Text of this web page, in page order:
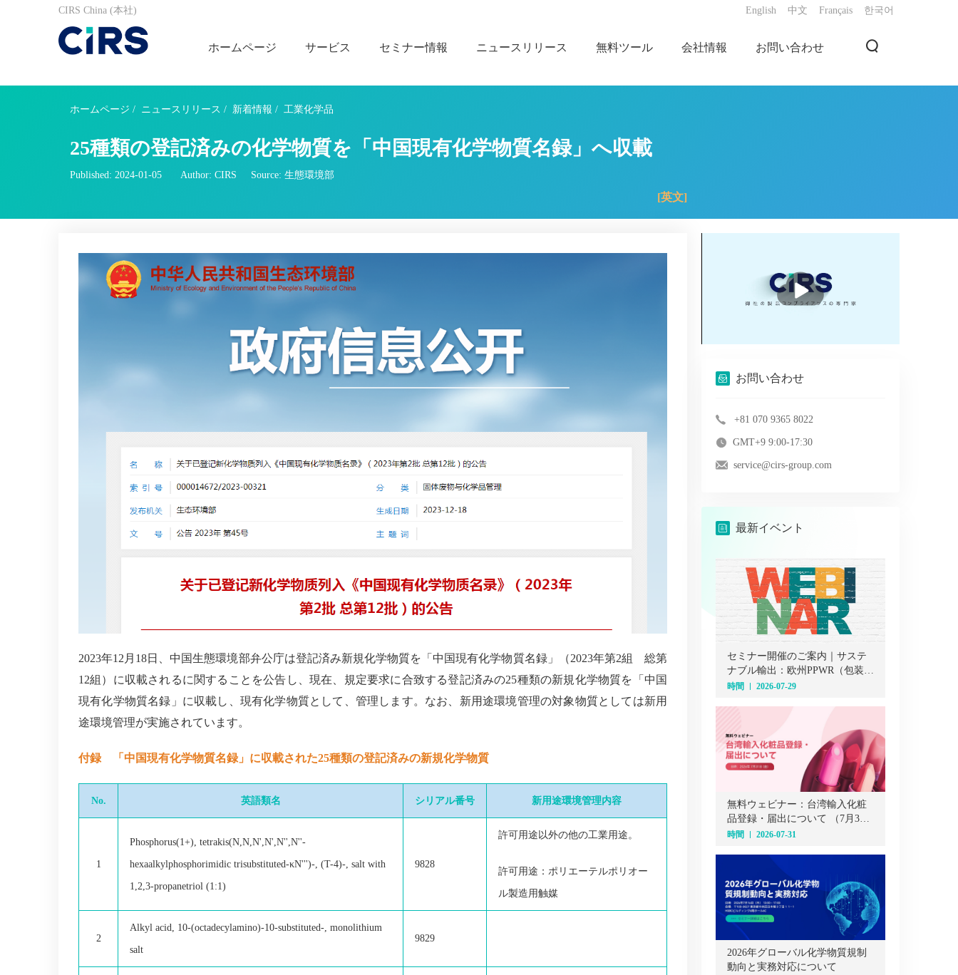
CIRS China (本社) English 中文 Français 한국어
ホームページ サービス セミナー情報 ニュースリリース 無料ツール 会社情報 お問い合わせ
ホームページ / ニュースリリース / 新着情報 / 工業化学品
25種類の登記済みの化学物質を「中国現有化学物質名録」へ収載
Published: 2024-01-05 Author: CIRS Source: 生態環境部
[英文]
2023年12月18日、中国生態環境部弁公庁は登記済み新規化学物質を「中国現有化学物質名録」（2023年第2組 総第
12組）に収載されるに関することを公告し、現在、規定要求に合致する登記済みの25種類の新規化学物質を「中国
現有化学物質名録」に収載し、現有化学物質として、管理します。なお、新用途環境管理の対象物質としては新用
途環境管理が実施されています。
付録 「中国現有化学物質名録」に収載された25種類の登記済みの新規化学物質
No. 英語類名 シリアル番号 新用途環境管理内容
1
Phosphorus(1+), tetrakis(N,N,N',N',N'',N''-
hexaalkylphosphorimidic trisubstituted-κN''')-, (T-4)-, salt with
1,2,3-propanetriol (1:1)
9828
許可用途以外の他の工業用途。
許可用途：ポリエーテルポリオー
ル製造用触媒
2
Alkyl acid, 10-(octadecylamino)-10-substituted-, monolithium
salt
9829
播
放
お問い合わせ
+81 070 9365 8022
GMT+9 9:00-17:30
service@cirs-group.com
最新イベント
セミナー開催のご案内｜サステ
ナブル輸出：欧州PPWR（包装・
包装廃棄物規則）オンラインセ
時間 2026-07-29
無料ウェビナー：台湾輸入化粧
品登録・届出について （7月31
日）
時間 2026-07-31
2026年グローバル化学物質規制
動向と実務対応について